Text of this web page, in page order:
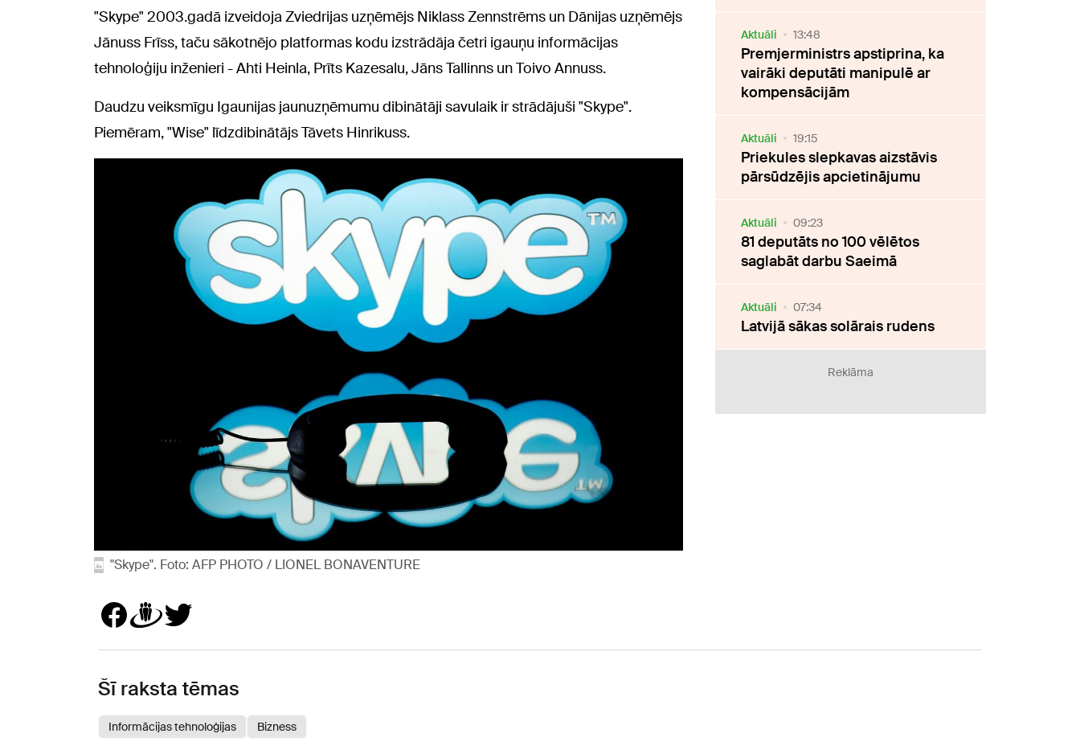
"Skype" 2003.gadā izveidoja Zviedrijas uzņēmējs Niklass Zennstrēms un Dānijas uzņēmējs
Jānuss Frīss, taču sākotnējo platformas kodu izstrādāja četri igauņu informācijas
tehnoloģiju inženieri - Ahti Heinla, Prīts Kazesalu, Jāns Tallinns un Toivo Annuss.
Daudzu veiksmīgu Igaunijas jaunuzņēmumu dibinātāji savulaik ir strādājuši "Skype".
Piemēram, "Wise" līdzdibinātājs Tāvets Hinrikuss.
"Skype". Foto: AFP PHOTO / LIONEL BONAVENTURE
Aktuāli 13:48
Premjerministrs apstiprina, ka
vairāki deputāti manipulē ar
kompensācijām
Aktuāli 19:15
Priekules slepkavas aizstāvis
pārsūdzējis apcietinājumu
Aktuāli 09:23
81 deputāts no 100 vēlētos
saglabāt darbu Saeimā
Aktuāli 07:34
Latvijā sākas solārais rudens
Reklāma
Šī raksta tēmas
Informācijas tehnoloģijas Bizness